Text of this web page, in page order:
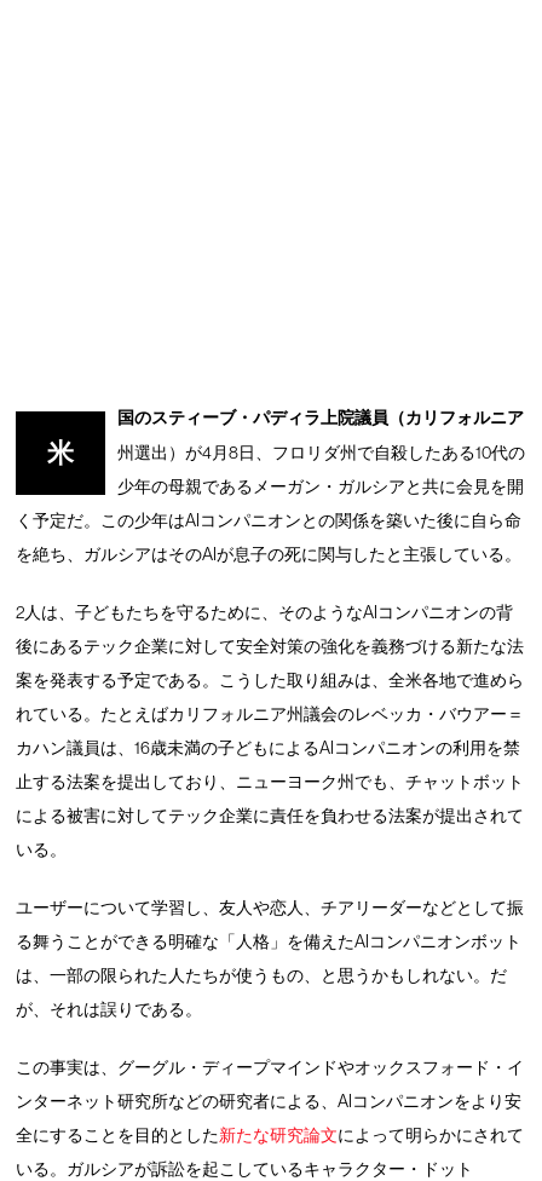
米
国のスティーブ・パディラ上院議員（カリフォルニア
州選出）が4月8日、フロリダ州で自殺したある10代の
少年の母親であるメーガン・ガルシアと共に会見を開
く予定だ。この少年はAIコンパニオンとの関係を築いた後に自ら命
を絶ち、ガルシアはそのAIが息子の死に関与したと主張している。
2人は、子どもたちを守るために、そのようなAIコンパニオンの背
後にあるテック企業に対して安全対策の強化を義務づける新たな法
案を発表する予定である。こうした取り組みは、全米各地で進めら
れている。たとえばカリフォルニア州議会のレベッカ・バウアー＝
カハン議員は、16歳未満の子どもによるAIコンパニオンの利用を禁
止する法案を提出しており、ニューヨーク州でも、チャットボット
による被害に対してテック企業に責任を負わせる法案が提出されて
いる。
ユーザーについて学習し、友人や恋人、チアリーダーなどとして振
る舞うことができる明確な「人格」を備えたAIコンパニオンボット
は、一部の限られた人たちが使うもの、と思うかもしれない。だ
が、それは誤りである。
この事実は、グーグル・ディープマインドやオックスフォード・イ
ンターネット研究所などの研究者による、AIコンパニオンをより安
全にすることを目的とした新たな研究論文によって明らかにされて
いる。ガルシアが訴訟を起こしているキャラクター・ドット